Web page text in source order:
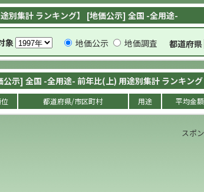
途別集計 ランキング】 [地価公示] 全国 -全用途-
象 地価公示 地価調査 都道府県
公示] 全国 -全用途- 前年比(上) 用途別集計 ランキング
都道府県/市区町村 用途 平均金額
スポ